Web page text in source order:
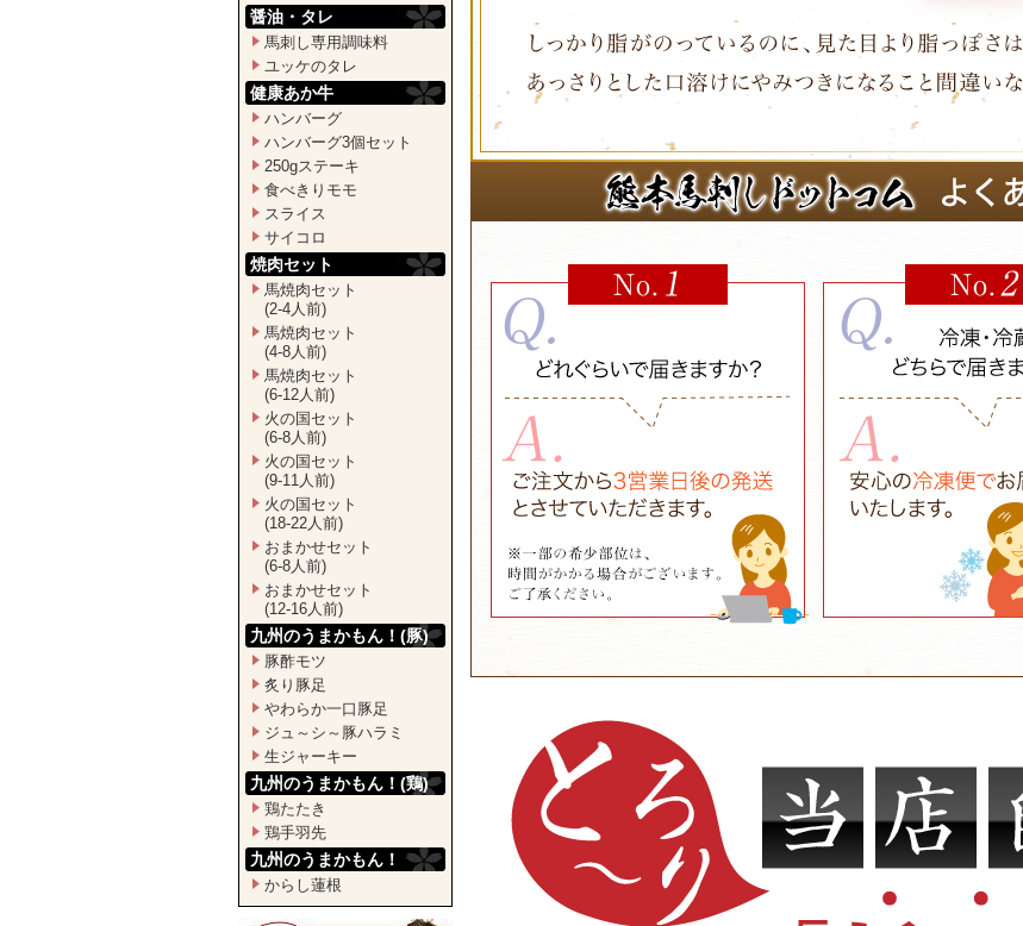
醤油・タレ
馬刺し専用調味料
ユッケのタレ
健康あか牛
ハンバーグ
ハンバーグ3個セット
250gステーキ
食べきりモモ
スライス
サイコロ
焼肉セット
馬焼肉セット
(2-4人前)
馬焼肉セット
(4-8人前)
馬焼肉セット
(6-12人前)
火の国セット
(6-8人前)
火の国セット
(9-11人前)
火の国セット
(18-22人前)
おまかせセット
(6-8人前)
おまかせセット
(12-16人前)
九州のうまかもん！(豚)
豚酢モツ
炙り豚足
やわらか一口豚足
ジュ～シ～豚ハラミ
生ジャーキー
九州のうまかもん！(鶏)
鶏たたき
鶏手羽先
九州のうまかもん！
からし蓮根